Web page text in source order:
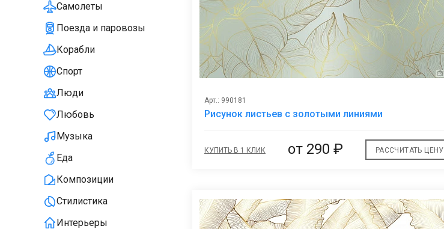
Самолеты
Поезда и паровозы
Корабли
Спорт
Люди
Любовь
Музыка
Еда
Композиции
Стилистика
Интерьеры
Арт.: 990181
Рисунок листьев с золотыми линиями
КУПИТЬ В 1 КЛИК от290 ₽ РАССЧИТАТЬ ЦЕНУ